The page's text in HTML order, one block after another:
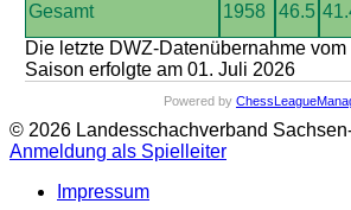
Gesamt 1958 46.5
Die letzte DWZ-Datenübernahme
Saison erfolgte am 01. Juli 2026
Powered by
© 2026 Landesschachverband
Anmeldung als Spielleiter
Impressum